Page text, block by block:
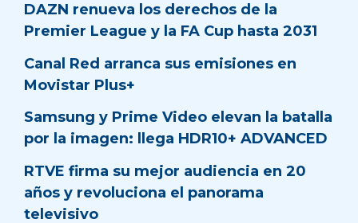
DAZN renueva los derechos de la
Premier League y la FA Cup hasta 2031
Canal Red arranca sus emisiones en
Movistar Plus+
Samsung y Prime Video elevan la batalla
por la imagen: llega HDR10+ ADVANCED
RTVE firma su mejor audiencia en 20
años y revoluciona el panorama
televisivo